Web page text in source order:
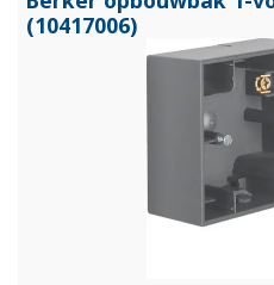
(10417006)